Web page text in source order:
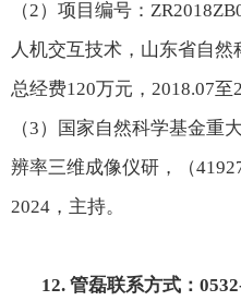
（2）项目编号：
人机交互技术，山东省自然
总经费120万元， 2018.07至
（3）国家自然科学基金重
辨率三维成像仪研 ，（
2024 ，主持。
12. 管磊联系方式：